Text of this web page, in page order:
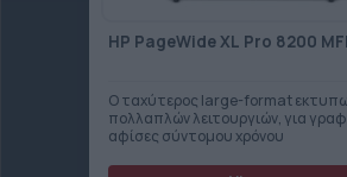
HP PageWide XL Pro 8200
Ο ταχύτερος large-format
πολλαπλών λειτουργιών, για
αφίσες σύντομου χρόνου